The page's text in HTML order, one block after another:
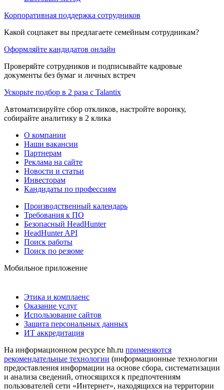
Корпоративная поддержка сотрудников
Какой соцпакет вы предлагаете семейным сотрудникам?
Оформляйте кандидатов онлайн
Проверяйте сотрудников и подписывайте кадровые
документы без бумаг и личных встреч
Ускорьте подбор в 2 раза с Talantix
Автоматизируйте сбор откликов, настройте воронку,
собирайте аналитику в 2 клика
О компании
Наши вакансии
Партнерам
Реклама на сайте
Новости и статьи
Инвесторам
Кандидаты по профессиям
Производственный календарь
Требования к ПО
Безопасный HeadHunter
HeadHunter API
Поиск работы
Поиск по резюме
Мобильное приложение
Этика и комплаенс
Оказание услуг
Использование сайтов
Защита персональных данных
ИТ аккредитация
На информационном ресурсе hh.ru применяются
рекомендательные технологии (информационные технологии
предоставления информации на основе сбора, систематизации
и анализа сведений, относящихся к предпочтениям
пользователей сети «Интернет», находящихся на территории